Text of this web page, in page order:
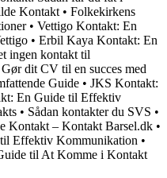
Kontakt • Folkekirkens
• Vettigo Kontakt: En
• Erbil Kaya Kontakt: En
ingen kontakt til
dit CV til en succes med
Guide • JKS Kontakt:
En Guide til Effektiv
• Sådan kontakter du SVS •
Kontakt – Kontakt Barsel.dk •
Effektiv Kommunikation •
til At Komme i Kontakt